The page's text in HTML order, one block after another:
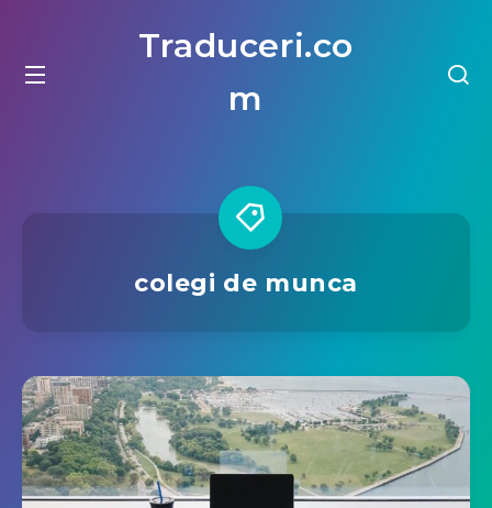
Traduceri.co
m
colegi de munca